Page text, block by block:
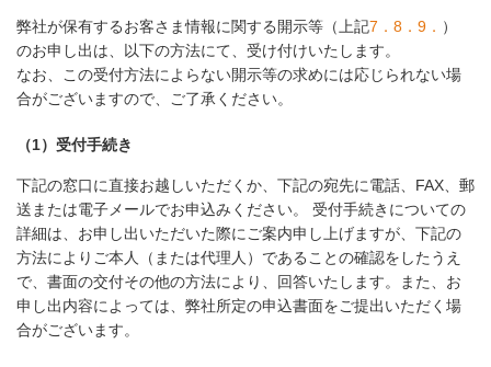
弊社が保有するお客さま情報に関する開示等（上記7． 8． 9． ）
のお申し出は、以下の方法にて、受け付けいたします。
なお、この受付方法によらない開示等の求めには応じられない場
合がございますので、ご了承ください。
（1）受付手続き
下記の窓口に直接お越しいただくか、下記の宛先に電話、FAX、郵
送または電子メールでお申込みください。 受付手続きについての
詳細は、お申し出いただいた際にご案内申し上げますが、下記の
方法によりご本人（または代理人）であることの確認をしたうえ
で、書面の交付その他の方法により、回答いたします。また、お
申し出内容によっては、弊社所定の申込書面をご提出いただく場
合がございます。